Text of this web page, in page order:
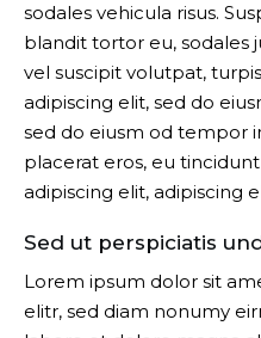
sodales vehicula risus.
blandit tortor eu, sodales
vel suscipit volutpat,
adipiscing elit, sed do
sed do eiusm od tempor
placerat eros, eu
adipiscing elit, adipiscing
Sed ut perspiciatis
Lorem ipsum dolor sit
elitr, sed diam nonumy